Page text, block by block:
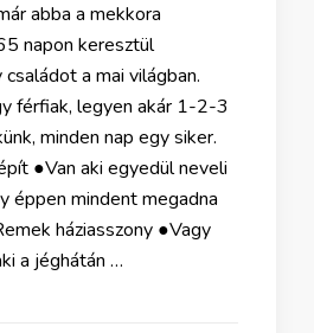
abba a mekkora
napon keresztül
a mai világban.
férfiak, legyen akár 1-2-3
minden nap egy siker.
●Van aki egyedül neveli
éppen mindent megadna
háziasszony ●Vagy
a jéghátán …